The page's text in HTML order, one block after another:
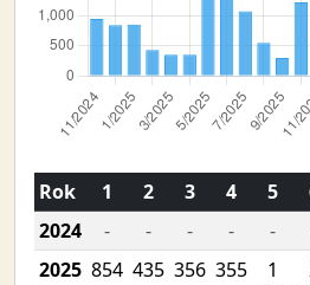
Rok 1 2 3 4 5
2024
- - - - -
2025 854 435 356 355
1